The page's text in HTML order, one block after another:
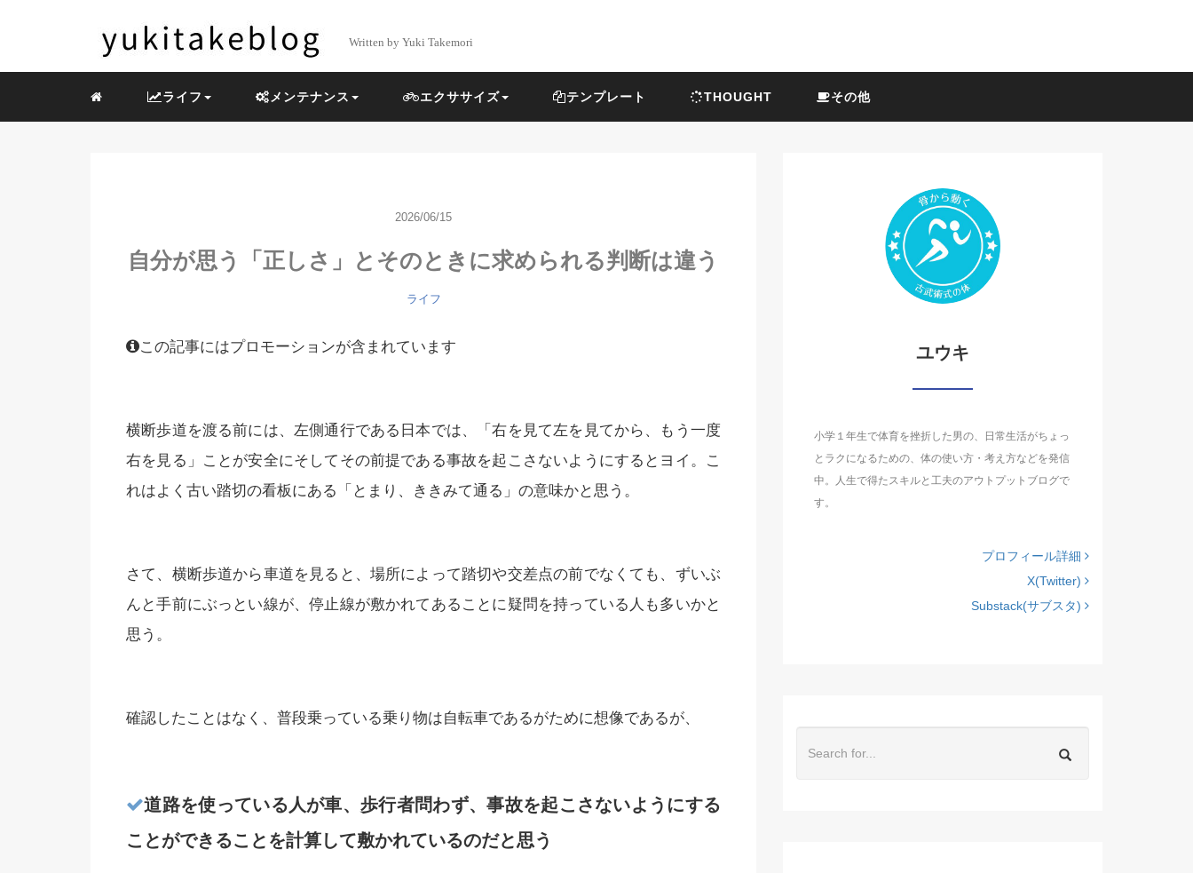
Written by Yuki Takemori
ライフ メンテナンス エクササイズ テンプレート THOUGHT その他
2026/06/15
自分が思う「正しさ」とそのときに求められる判断は違う
ライフ
この記事にはプロモーションが含まれています
横断歩道を渡る前には、左側通行である日本では、「右を見て左を見てから、もう一度
右を見る」ことが安全にそしてその前提である事故を起こさないようにするとヨイ。こ
れはよく古い踏切の看板にある「とまり、ききみて通る」の意味かと思う。
さて、横断歩道から車道を見ると、場所によって踏切や交差点の前でなくても、ずいぶ
んと手前にぶっとい線が、停止線が敷かれてあることに疑問を持っている人も多いかと
思う。
確認したことはなく、普段乗っている乗り物は自転車であるがために想像であるが、
道路を使っている人が車、歩行者問わず、事故を起こさないようにする
ことができることを計算して敷かれているのだと思う
ユウキ
小学１年生で体育を挫折した男の、日常生活がちょっ
とラクになるための、体の使い方・考え方などを発信
中。人生で得たスキルと工夫のアウトプットブログで
す。
プロフィール詳細
X(Twitter)
Substack(サブスタ)